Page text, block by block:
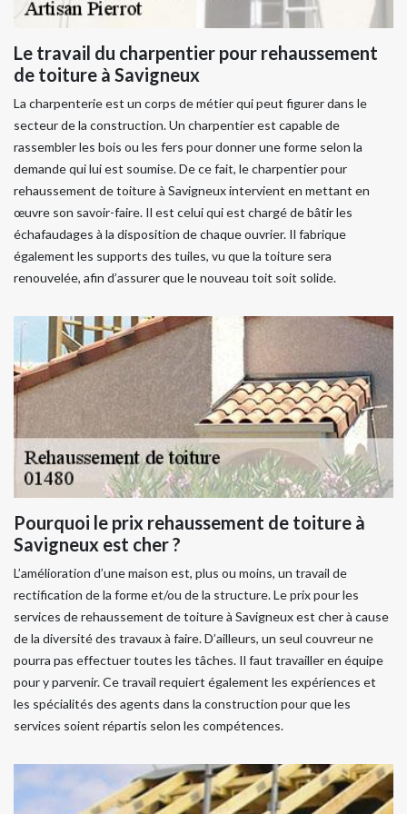
Le travail du charpentier pour rehaussement
de toiture à Savigneux
La charpenterie est un corps de métier qui peut figurer dans le
secteur de la construction. Un charpentier est capable de
rassembler les bois ou les fers pour donner une forme selon la
demande qui lui est soumise. De ce fait, le charpentier pour
rehaussement de toiture à Savigneux intervient en mettant en
œuvre son savoir-faire. Il est celui qui est chargé de bâtir les
échafaudages à la disposition de chaque ouvrier. Il fabrique
également les supports des tuiles, vu que la toiture sera
renouvelée, afin d’assurer que le nouveau toit soit solide.
Pourquoi le prix rehaussement de toiture à
Savigneux est cher ?
L’amélioration d’une maison est, plus ou moins, un travail de
rectification de la forme et/ou de la structure. Le prix pour les
services de rehaussement de toiture à Savigneux est cher à cause
de la diversité des travaux à faire. D’ailleurs, un seul couvreur ne
pourra pas effectuer toutes les tâches. Il faut travailler en équipe
pour y parvenir. Ce travail requiert également les expériences et
les spécialités des agents dans la construction pour que les
services soient répartis selon les compétences.